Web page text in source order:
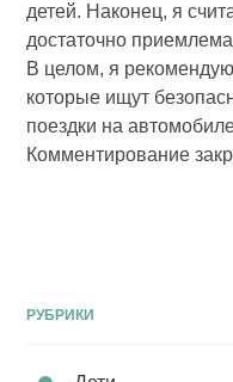
детей. Наконец, я
достаточно
В целом, я
которые ищут
поездки на
Комментирование
РУБРИКИ